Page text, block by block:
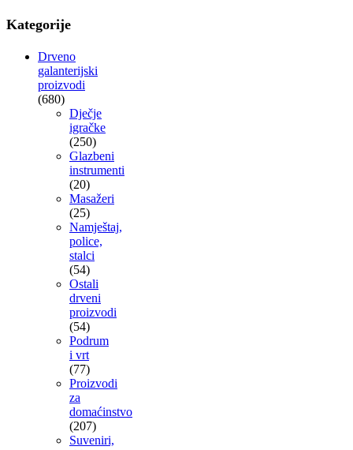
Kategorije
Drveno
galanterijski
proizvodi
(680)
Dječje
igračke
(250)
Glazbeni
instrumenti
(20)
Masažeri
(25)
Namještaj,
police,
stalci
(54)
Ostali
drveni
proizvodi
(54)
Podrum
i vrt
(77)
Proizvodi
za
domaćinstvo
(207)
Suveniri,